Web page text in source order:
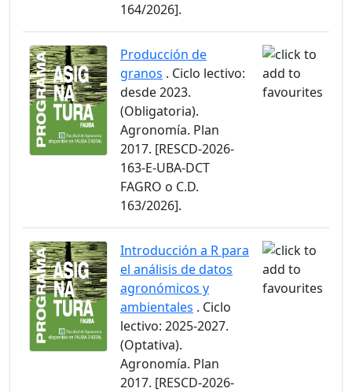
164/2026].
Producción de
granos . Ciclo lectivo:
desde 2023.
(Obligatoria).
Agronomía. Plan
2017. [RESCD-2026-
163-E-UBA-DCT
FAGRO o C.D.
163/2026].
Introducción a R para
el análisis de datos
agronómicos y
ambientales . Ciclo
lectivo: 2025-2027.
(Optativa).
Agronomía. Plan
2017. [RESCD-2026-